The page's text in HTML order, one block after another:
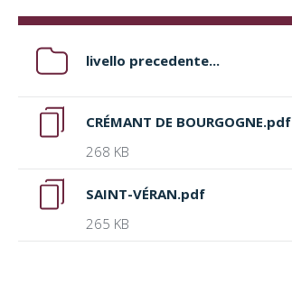
livello precedente...
CRÉMANT DE BOURGOGNE.pdf
268 KB
SAINT-VÉRAN.pdf
265 KB